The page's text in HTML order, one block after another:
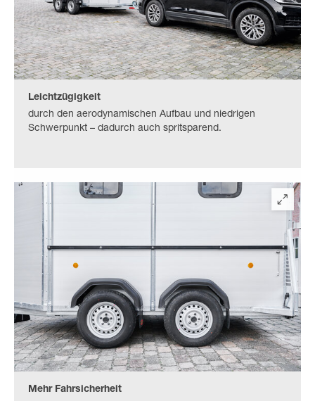
Leichtzügigkeit
durch den aerodynamischen Aufbau und niedrigen
Schwerpunkt – dadurch auch spritsparend.
Mehr Fahrsicherheit